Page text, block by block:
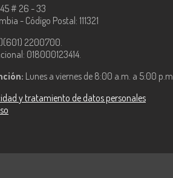
# 26 - 33
- Código Postal: 111321
2200700.
018000123414.
Lunes a viernes de 8:00 a.m. a 5:00 p.m.
y tratamiento de datos personales